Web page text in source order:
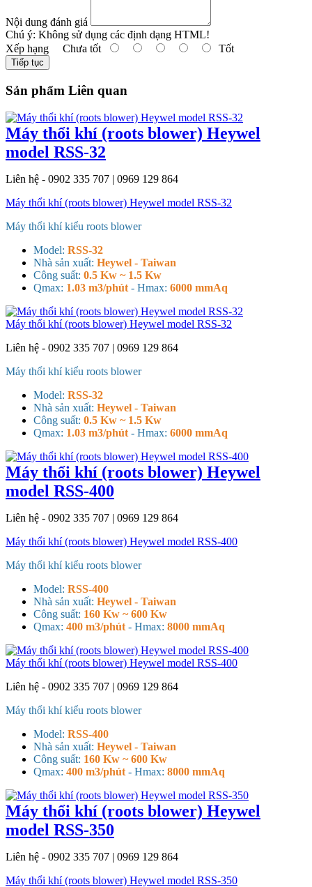
Nội dung đánh giá
Chú ý: Không sử dụng các định dạng HTML!
Xếp hạng Chưa tốt Tốt
Tiếp tục
Sản phẩm Liên quan
Máy thổi khí (roots blower) Heywel
model RSS-32
Liên hệ - 0902 335 707 | 0969 129 864
Máy thổi khí (roots blower) Heywel model RSS-32
Máy thổi khí kiểu roots blower
Model: RSS-32
Nhà sản xuất: Heywel - Taiwan
Công suất: 0.5 Kw ~ 1.5 Kw
Qmax: 1.03 m3/phút - Hmax: 6000 mmAq
Máy thổi khí (roots blower) Heywel model RSS-32
Liên hệ - 0902 335 707 | 0969 129 864
Máy thổi khí kiểu roots blower
Model: RSS-32
Nhà sản xuất: Heywel - Taiwan
Công suất: 0.5 Kw ~ 1.5 Kw
Qmax: 1.03 m3/phút - Hmax: 6000 mmAq
Máy thổi khí (roots blower) Heywel
model RSS-400
Liên hệ - 0902 335 707 | 0969 129 864
Máy thổi khí (roots blower) Heywel model RSS-400
Máy thổi khí kiểu roots blower
Model: RSS-400
Nhà sản xuất: Heywel - Taiwan
Công suất: 160 Kw ~ 600 Kw
Qmax: 400 m3/phút - Hmax: 8000 mmAq
Máy thổi khí (roots blower) Heywel model RSS-400
Liên hệ - 0902 335 707 | 0969 129 864
Máy thổi khí kiểu roots blower
Model: RSS-400
Nhà sản xuất: Heywel - Taiwan
Công suất: 160 Kw ~ 600 Kw
Qmax: 400 m3/phút - Hmax: 8000 mmAq
Máy thổi khí (roots blower) Heywel
model RSS-350
Liên hệ - 0902 335 707 | 0969 129 864
Máy thổi khí (roots blower) Heywel model RSS-350